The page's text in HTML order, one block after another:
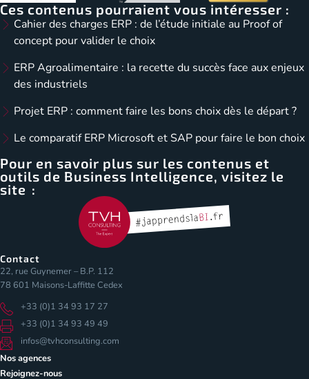
Ces contenus pourraient vous intéresser :
Cahier des charges ERP : de l’étude initiale au Proof of
concept pour valider le choix
ERP Agroalimentaire : la recette du succès face aux enjeux
des industriels
Projet ERP : comment faire les bons choix dès le départ ?
Le comparatif ERP Microsoft et SAP pour faire le bon choix
Pour en savoir plus sur les contenus et
outils de Business Intelligence, visitez le
site :
Contact
22, rue Guynemer – B.P. 112
78 601 Maisons-Laffitte Cedex
+33 (0)1 34 93 17 27
+33 (0)1 34 93 49 49
infos@tvhconsulting.com
Nos agences
Rejoignez-nous